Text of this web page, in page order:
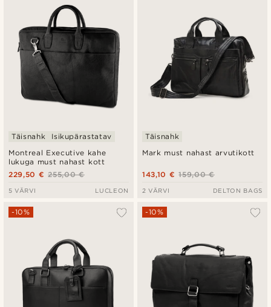
Montreal Executive kahe
lukuga must nahast kott
Täisnahk Isikupärastatav
255,00 €
229,50 €
5 VÄRVI LUCLEON
Mark must nahast arvutikott
Täisnahk
159,00 €
143,10 €
2 VÄRVI DELTON BAGS
-10% -10%